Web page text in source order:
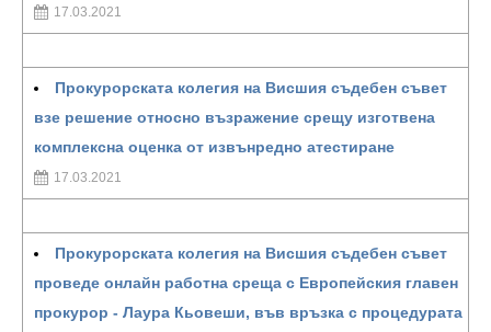
17.03.2021
Прокурорската колегия на Висшия съдебен съвет
взе решение относно възражение срещу изготвена
комплексна оценка от извънредно атестиране
17.03.2021
Прокурорската колегия на Висшия съдебен съвет
проведе онлайн работна среща с Европейския главен
прокурор - Лаура Кьовеши, във връзка с процедурата